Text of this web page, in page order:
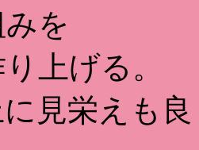
を
上げる。
見栄えも